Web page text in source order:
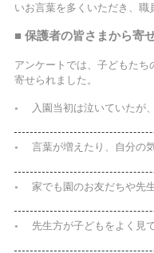
いお言葉を多くいただき、職
■ 保護者の皆さまから寄
アンケートでは、子どもた
寄せられました。
入園当初は泣いていたが
言葉が増えたり、自分の
家でも園のお友だちや先
先生方が子どもをよく見